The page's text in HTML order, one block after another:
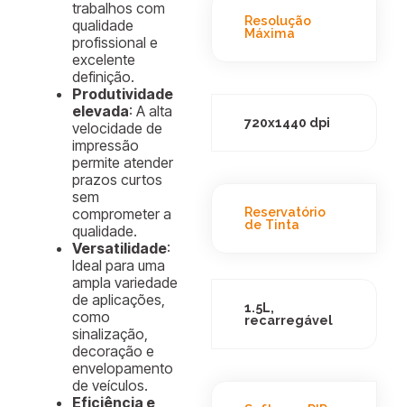
trabalhos com
qualidade
profissional e
excelente
definição.
Produtividade
elevada: A alta
velocidade de
impressão
permite atender
prazos curtos
sem
comprometer a
qualidade.
Versatilidade:
Ideal para uma
ampla variedade
de aplicações,
como
sinalização,
decoração e
envelopamento
de veículos.
Eficiência e
Resolução
Máxima
720x1440 dpi
Reservatório
de Tinta
1.5L,
recarregável